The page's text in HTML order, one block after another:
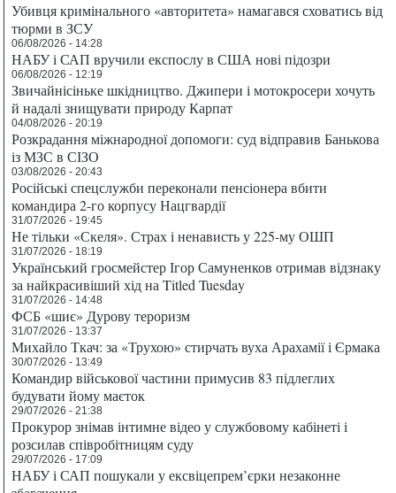
Убивця кримінального «авторитета» намагався сховатись від
тюрми в ЗСУ
06/08/2026 - 14:28
НАБУ і САП вручили експослу в США нові підозри
06/08/2026 - 12:19
Звичайнісіньке шкідництво. Джипери і мотокросери хочуть
й надалі знищувати природу Карпат
04/08/2026 - 20:19
Розкрадання міжнародної допомоги: суд відправив Банькова
із МЗС в СІЗО
03/08/2026 - 20:43
Російські спецслужби переконали пенсіонера вбити
командира 2-го корпусу Нацгвардії
31/07/2026 - 19:45
Не тільки «Скеля». Страх і ненависть у 225-му ОШП
31/07/2026 - 18:19
Український гросмейстер Ігор Самуненков отримав відзнаку
за найкрасивіший хід на Titled Tuesday
31/07/2026 - 14:48
ФСБ «шиє» Дурову тероризм
31/07/2026 - 13:37
Михайло Ткач: за «Трухою» стирчать вуха Арахамії і Єрмака
30/07/2026 - 13:49
Командир військової частини примусив 83 підлеглих
будувати йому маєток
29/07/2026 - 21:38
Прокурор знімав інтимне відео у службовому кабінеті і
розсилав співробітницям суду
29/07/2026 - 17:09
НАБУ і САП пошукали у ексвіцепрем’єрки незаконне